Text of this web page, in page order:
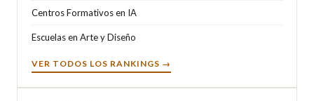
Centros Formativos en IA
Escuelas en Arte y Diseño
VER TODOS LOS RANKINGS →